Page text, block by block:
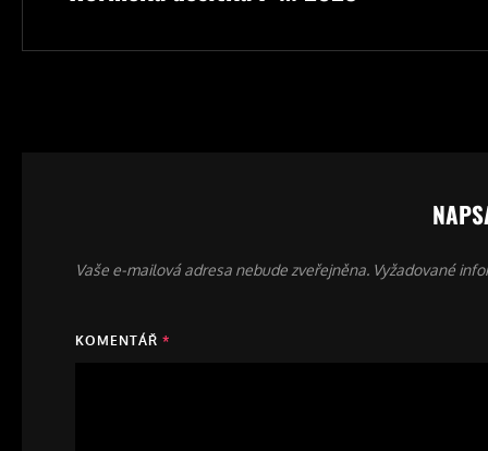
Vaše e-mailová adresa nebude zveřejněna. Vyžadované
KOMENTÁŘ *